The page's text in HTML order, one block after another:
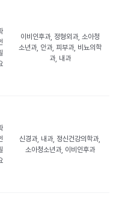
이비인후과, 정형외과, 소아청
소년과, 안과, 피부과, 비뇨의학
과, 내과
신경과, 내과, 정신건강의학과,
소아청소년과, 이비인후과